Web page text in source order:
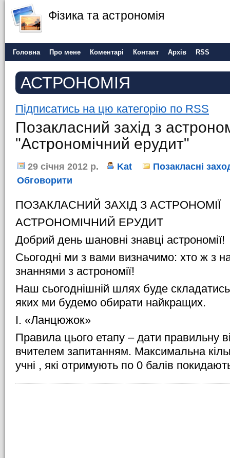
Фізика та астрономія
Головна Про мене Коментарі Контакт Архів RSS
АСТРОНОМІЯ
Підписатись на цю категорію по RSS
Позакласний захід з
"Астрономічний ерудит"
29 січня 2012 р. Kat
Позакласні
Обговорити
ПОЗАКЛАСНИЙ ЗАХІД З АСТРОНОМІЇ
АСТРОНОМІЧНИЙ ЕРУДИТ
Добрий день шановні знавці астрономії!
Сьогодні ми з вами визначимо: хто ж з
знаннями з астрономії!
Наш сьогоднішній шлях буде
яких ми будемо обирати найкращих.
I. «Ланцюжок»
Правила цього етапу – дати правильну
вчителем запитанням. Максимальна
учні , які отримують по 0 балів